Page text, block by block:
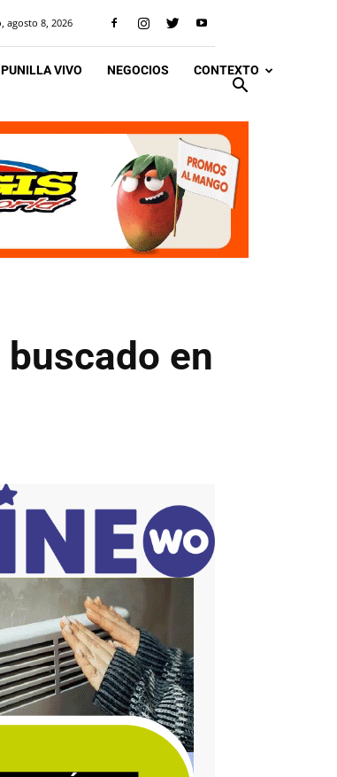
agosto 8, 2026
PUNILLA VIVO NEGOCIOS CONTEXTO
en